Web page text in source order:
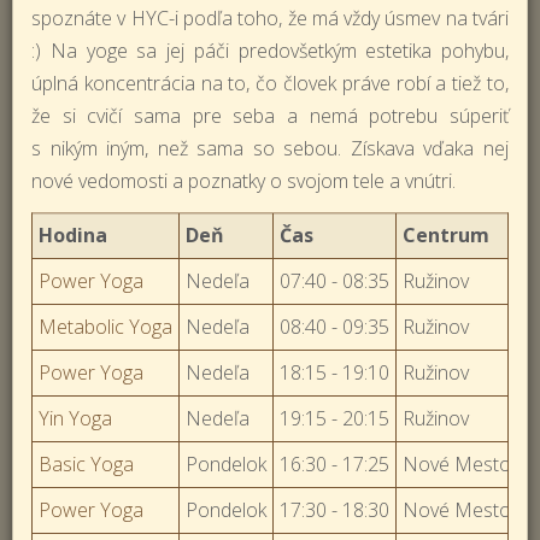
spoznáte v HYC-i podľa toho, že má vždy úsmev na tvári
:) Na yoge sa jej páči predovšetkým estetika pohybu,
úplná koncentrácia na to, čo človek práve robí a tiež to,
že si cvičí sama pre seba a nemá potrebu súperiť
s nikým iným, než sama so sebou. Získava vďaka nej
nové vedomosti a poznatky o svojom tele a vnútri.
Hodina Deň Čas
Centrum
Power Yoga
Nedeľa 07:40 - 08:35
Ružinov
Metabolic Yoga
Nedeľa 08:40 - 09:35
Ružinov
Power Yoga
Nedeľa 18:15 - 19:10
Ružinov
Yin Yoga
Nedeľa 19:15 - 20:15
Ružinov
Basic Yoga
Pondelok 16:30 - 17:25
Nové Mesto
Power Yoga
Pondelok 17:30 - 18:30
Nové Mesto